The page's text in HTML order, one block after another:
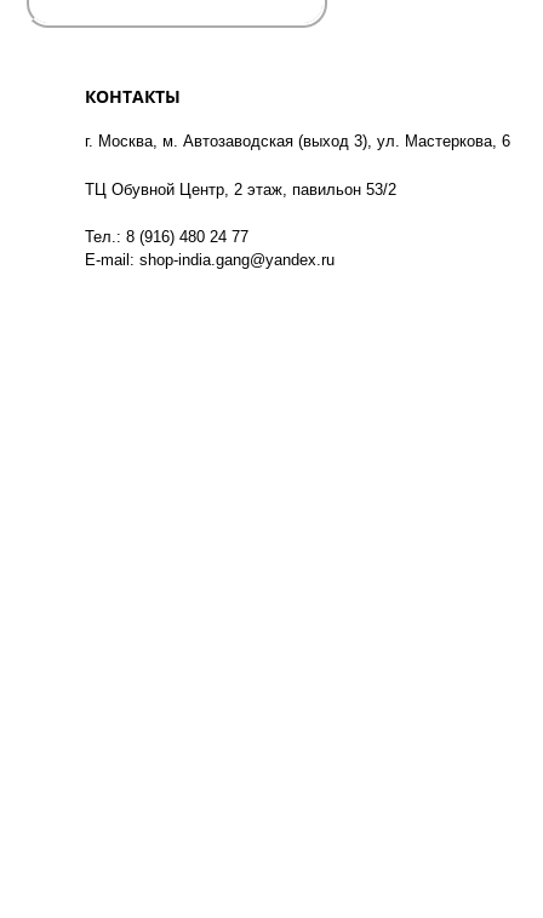
КОНТАКТЫ
г. Москва, м. Автозаводская (выход 3), ул. Мастеркова, 6
ТЦ Обувной Центр, 2 этаж, павильон 53/2
Тел.: 8 (916) 480 24 77
E-mail: shop-india.gang@yandex.ru